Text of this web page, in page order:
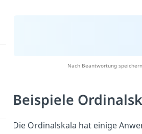
Nach Beantwortung
Beispiele
Die Ordinalskala hat einige